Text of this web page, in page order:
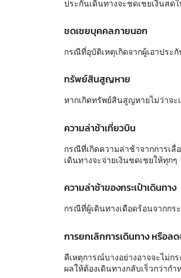
ประกันเดินทางจะชดเชยเงินสด
ชดเชยบุคคลภายนอก
กรณีที่อุบัติเหตุเกิดจากผู้เอาประ
ทรัพย์สินสูญหาย
หากเกิดทรัพย์สินสูญหายไม่ว่าจะ
ความล่าช้าเที่ยวบิน
กรณีที่เกิดความล่าช้าจากการเ
เดินทางจะจ่ายเงินชดเชยให้ทุกๆ
ความล่าช้าของกระเป๋าเดินทาง
กรณีที่ผู้เดินทางเดือดร้อนจากกร
การยกเลิกการเดินทาง หรือล
คืเหตุการณ์บางอย่างอาจจะไม่ก
ผลให้ต้องเดินทางกลับเร็วกว่าก